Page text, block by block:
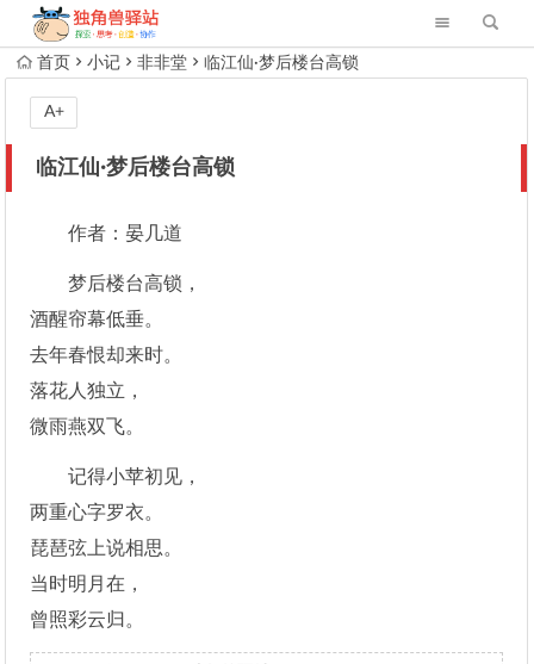
首页 小记 非非堂 临江仙·梦后楼台高锁
临江仙·梦后楼台高锁
作者：晏几道
梦后楼台高锁，
酒醒帘幕低垂。
去年春恨却来时。
落花人独立，
微雨燕双飞。
记得小苹初见，
两重心字罗衣。
琵琶弦上说相思。
当时明月在，
曾照彩云归。
A+